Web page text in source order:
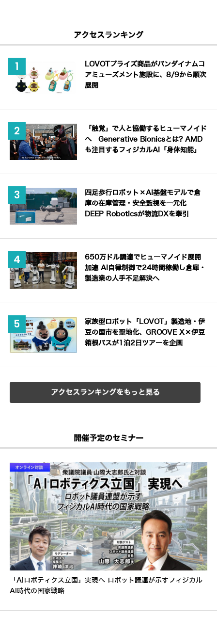
アクセスランキング
LOVOTプライズ商品がバンダイナムコ
アミューズメント施設に、8/9から順次
展開
「触覚」で人と協働するヒューマノイド
へ Generative Bionicsとは? AMD
も注目するフィジカルAI「身体知能」
四足歩行ロボット×AI基盤モデルで倉
庫の在庫管理・安全監視を一元化
DEEP Roboticsが物流DXを牽引
650万ドル調達でヒューマノイド展開
加速 AI自律制御で24時間稼働し倉庫・
製造業の人手不足解決へ
家族型ロボット「LOVOT」製造地・伊
豆の国市を聖地化、GROOVE X×伊豆
箱根バスが1泊2日ツアーを企画
アクセスランキングをもっと見る
開催予定のセミナー
「AIロボティクス立国」実現へ ロボット議連が示すフィジカル
AI時代の国家戦略